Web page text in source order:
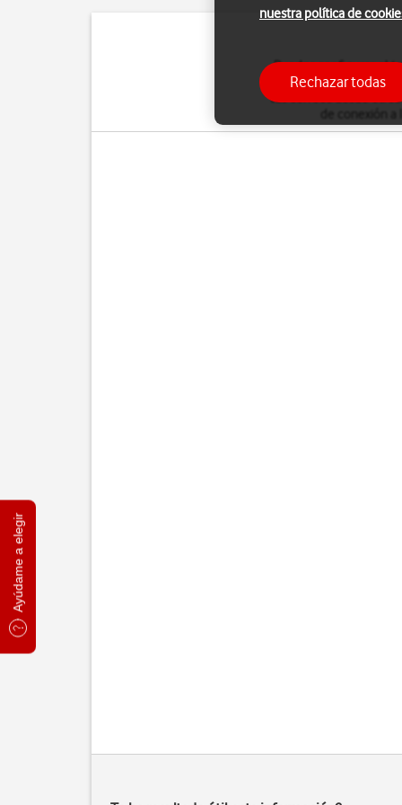
Ayúdame a elegir
Puedes configurar el
cuenta POP3 se
tus correos desde
nuestra política de
Rechazar todas